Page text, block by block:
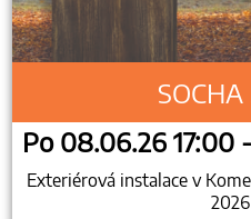
Po 08.06.26 17:00
Exteriérová instalace v